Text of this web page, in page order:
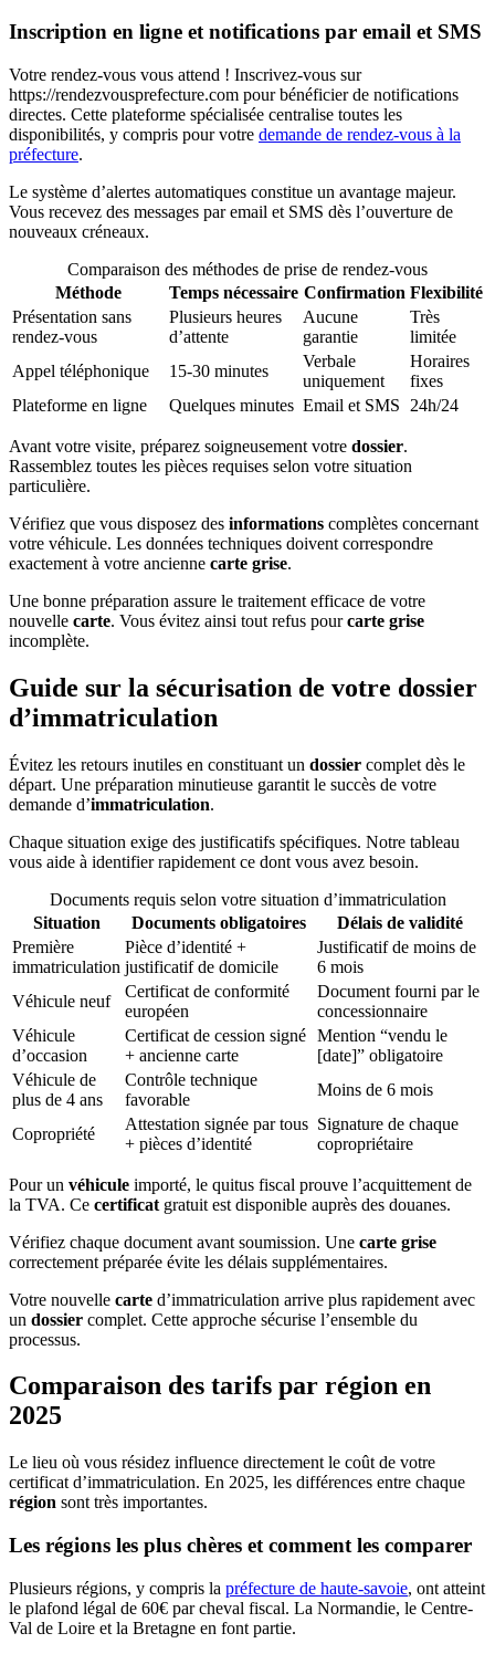
Inscription en ligne et notifications par email et SMS
Votre rendez-vous vous attend ! Inscrivez-vous sur
https://rendezvousprefecture.com pour bénéficier de notifications
directes. Cette plateforme spécialisée centralise toutes les
disponibilités, y compris pour votre demande de rendez-vous à la
préfecture.
Le système d’alertes automatiques constitue un avantage majeur.
Vous recevez des messages par email et SMS dès l’ouverture de
nouveaux créneaux.
Comparaison des méthodes de prise de rendez-vous
Méthode
Temps nécessaire Confirmation Flexibilité
Présentation sans
rendez-vous
Plusieurs heures
d’attente
Aucune
garantie
Très
limitée
Appel téléphonique
15-30 minutes
Verbale
uniquement
Horaires
fixes
Plateforme en ligne
Quelques minutes Email et SMS 24h/24
Avant votre visite, préparez soigneusement votre dossier.
Rassemblez toutes les pièces requises selon votre situation
particulière.
Vérifiez que vous disposez des informations complètes concernant
votre véhicule. Les données techniques doivent correspondre
exactement à votre ancienne carte grise.
Une bonne préparation assure le traitement efficace de votre
nouvelle carte. Vous évitez ainsi tout refus pourcarte grise
incomplète.
Guide sur la sécurisation de votre dossier
d’immatriculation
Évitez les retours inutiles en constituant un dossier complet dès le
départ. Une préparation minutieuse garantit le succès de votre
demande d’immatriculation.
Chaque situation exige des justificatifs spécifiques. Notre tableau
vous aide à identifier rapidement ce dont vous avez besoin.
Documents requis selon votre situation d’immatriculation
Situation
Documents obligatoires
Délais de validité
Première
immatriculation
Pièce d’identité +
justificatif de domicile
Justificatif de moins de
6 mois
Véhicule neuf
Certificat de conformité
européen
Document fourni par le
concessionnaire
Véhicule
d’occasion
Certificat de cession signé
+ ancienne carte
Mention “vendu le
[date]” obligatoire
Véhicule de
plus de 4 ans
Contrôle technique
favorable
Moins de 6 mois
Copropriété
Attestation signée par tous
+ pièces d’identité
Signature de chaque
copropriétaire
Pour un véhicule importé, le quitus fiscal prouve l’acquittement de
la TVA. Ce certificat gratuit est disponible auprès des douanes.
Vérifiez chaque document avant soumission. Une carte grise
correctement préparée évite les délais supplémentaires.
Votre nouvelle carte d’immatriculation arrive plus rapidement avec
un dossier complet. Cette approche sécurise l’ensemble du
processus.
Comparaison des tarifs par région en
2025
Le lieu où vous résidez influence directement le coût de votre
certificat d’immatriculation. En 2025, les différences entre chaque
région sont très importantes.
Les régions les plus chères et comment les comparer
Plusieurs régions, y compris la préfecture de haute-savoie, ont atteint
le plafond légal de 60€ par cheval fiscal. La Normandie, le Centre-
Val de Loire et la Bretagne en font partie.